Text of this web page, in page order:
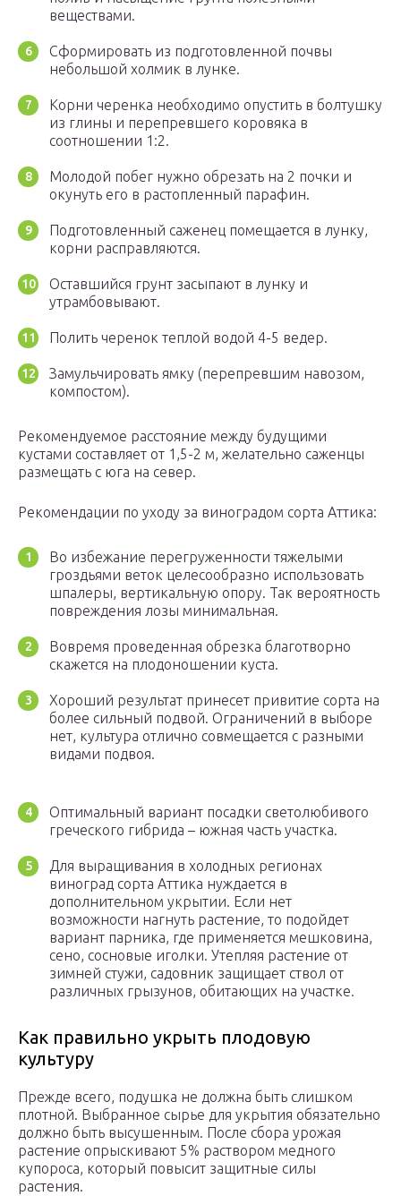
веществами.
Сформировать из подготовленной почвы
небольшой холмик в лунке.
Корни черенка необходимо опустить в болтушку
из глины и перепревшего коровяка в
соотношении 1:2.
Молодой побег нужно обрезать на 2 почки и
окунуть его в растопленный парафин.
Подготовленный саженец помещается в лунку,
корни расправляются.
Оставшийся грунт засыпают в лунку и
утрамбовывают.
Полить черенок теплой водой 4-5 ведер.
Замульчировать ямку (перепревшим навозом,
компостом).
Рекомендуемое расстояние между будущими
кустами составляет от 1,5-2 м, желательно саженцы
размещать с юга на север.
Рекомендации по уходу за виноградом сорта Аттика:
Во избежание перегруженности тяжелыми
гроздьями веток целесообразно использовать
шпалеры, вертикальную опору. Так вероятность
повреждения лозы минимальная.
Вовремя проведенная обрезка благотворно
скажется на плодоношении куста.
Хороший результат принесет привитие сорта на
более сильный подвой. Ограничений в выборе
нет, культура отлично совмещается с разными
видами подвоя.
Оптимальный вариант посадки светолюбивого
греческого гибрида – южная часть участка.
Для выращивания в холодных регионах
виноград сорта Аттика нуждается в
дополнительном укрытии. Если нет
возможности нагнуть растение, то подойдет
вариант парника, где применяется мешковина,
сено, сосновые иголки. Утепляя растение от
зимней стужи, садовник защищает ствол от
различных грызунов, обитающих на участке.
Как правильно укрыть плодовую
культуру
Прежде всего, подушка не должна быть слишком
плотной. Выбранное сырье для укрытия обязательно
должно быть высушенным. После сбора урожая
растение опрыскивают 5% раствором медного
купороса, который повысит защитные силы
растения.